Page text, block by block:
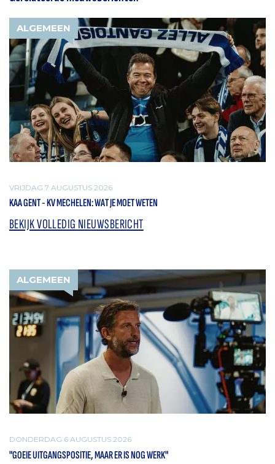
ALGEMEEN
VRIJDAG 7 AUGUSTUS 2026
KAA GENT - KV MECHELEN: WAT JE MOET WETEN
BEKIJK VOLLEDIG NIEUWSBERICHT
ALGEMEEN
DONDERDAG 6 AUGUSTUS 2026
"GOEIE UITGANGSPOSITIE, MAAR ER IS NOG WERK"